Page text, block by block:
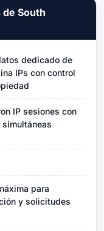
South
dedicado de
IPs con control
IP sesiones con
para
y solicitudes